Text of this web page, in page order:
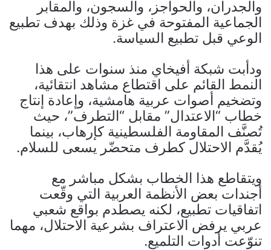
والجدران، والحواجز، والسجون، والمقابر
الجماعية المفتوحة في غزة وذلك بهدف تطبيع
الوعي قبل تطبيع السياسة.
ودأبت شبكة أفيخاي منذ سنوات على هذا
النمط القائم على اقتطاع مشاهد انتقائية،
وتضخيم أصوات عربية هامشية، وإعادة إنتاج
خطاب “الاعتدال” مقابل “التطرف”، حيث
تُصنَّف المقاومة الفلسطينية كإرهاب، بينما
يُقدَّم الاحتلال كطرف متحضّر يسعى للسلام.
ويتقاطع هذا الخطاب بشكل مباشر مع
أجندات بعض الأنظمة العربية التي وقّعت
اتفاقيات تطبيع، لكنه يصطدم بواقع شعبي
عربي يرفض الاعتراف بشرعية الاحتلال، مهما
تنوّعت أدوات التلميع.